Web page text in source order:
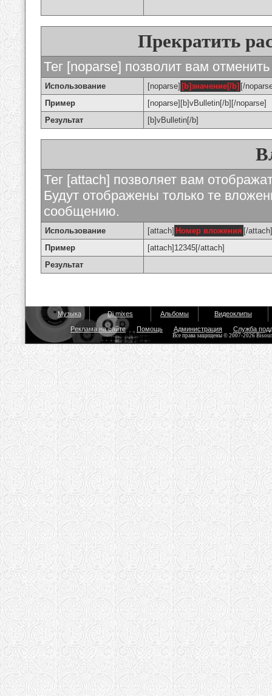
Прекратить
Тег [noparse] позволит вам
Использование [noparse] [b]значение[/b] [/
Пример
[noparse][b]vBulletin[/b][/noparse]
Результат
[b]vBulletin[/b]
Тег [attach] позволяет вам
Будут отображены только те
сообщению.
Использование [attach] Номер вложения [/attach]
Пример
[attach]12345[/attach]
Результат
Музыка Dj mixes Альбомы Видеоклипы
Реклама на сайте Помощь Администрация Служба
Все права защищены © 2007-2026